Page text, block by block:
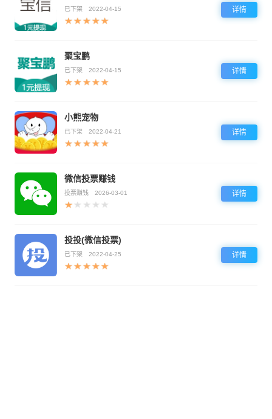
已下架 2022-04-15 详情
聚宝鹏
已下架 2022-04-15 详情
小熊宠物
已下架 2022-04-21 详情
微信投票赚钱
投票赚钱 2026-03-01 详情
投投(微信投票)
已下架 2022-04-25 详情